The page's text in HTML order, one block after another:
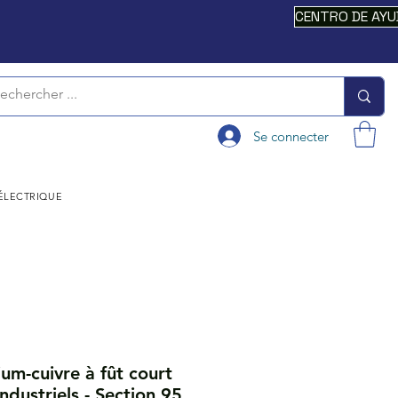
CENTRO DE
Se connecter
cuivre à fût court